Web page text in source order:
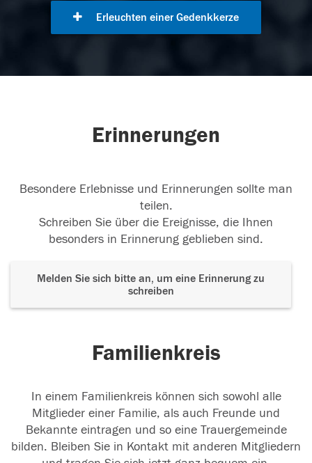
Erleuchten einer Gedenkkerze
Erinnerungen
Besondere Erlebnisse und Erinnerungen sollte man
teilen.
Schreiben Sie über die Ereignisse, die Ihnen
besonders in Erinnerung geblieben sind.
Melden Sie sich bitte an, um eine Erinnerung zu
schreiben
Familienkreis
In einem Familienkreis können sich sowohl alle
Mitglieder einer Familie, als auch Freunde und
Bekannte eintragen und so eine Trauergemeinde
bilden. Bleiben Sie in Kontakt mit anderen Mitgliedern